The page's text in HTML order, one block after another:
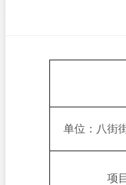
单位：八街
项